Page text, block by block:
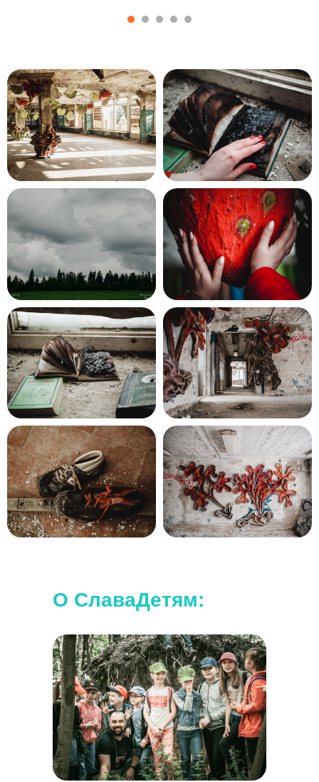
О СлаваДетям:
Наши походы подходят для любого
уровня.
Дополнительной подготовки не требуется.